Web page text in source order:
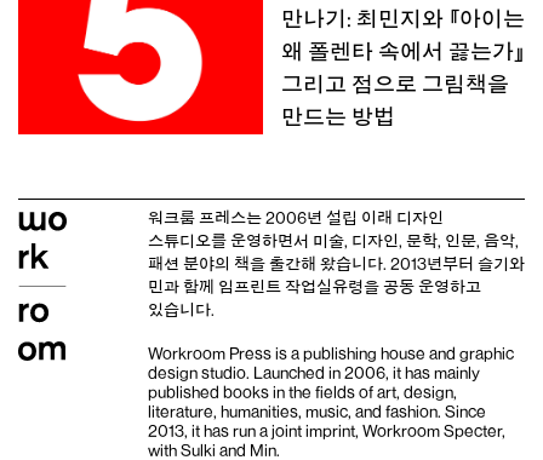
만나기: 최민지와 『아이는
왜 폴렌타 속에서 끓는가』
그리고 점으로 그림책을
만드는 방법
워크룸 프레스는 2006년 설립 이래 디자인
스튜디오를 운영하면서 미술, 디자인, 문학, 인문, 음악,
패션 분야의 책을 출간해 왔습니다. 2013년부터 슬기와
민과 함께 임프린트 작업실유령을 공동 운영하고
있습니다.
Workroom Press is a publishing house and graphic
design studio . Launched in 2006, it has mainly
published books in the fields of art, design,
literature, humanities, music, and fashion. Since
2013, it has run a joint imprint, Workroom Specter,
with Sulki and Min